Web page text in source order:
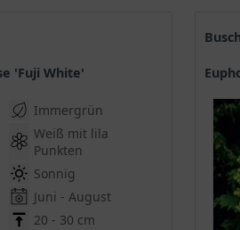
'Fuji White'
Immergrün
Weiß mit lila
Punkten
Sonnig
Juni - August
20 - 30 cm